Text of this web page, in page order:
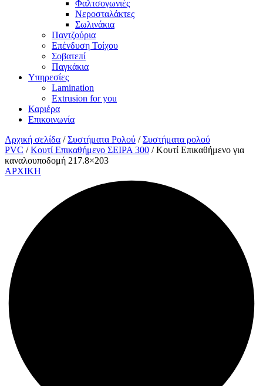
Φαλτσογωνιές
Νεροσταλάκτες
Σωλινάκια
Παντζούρια
Επένδυση Τοίχου
Σοβατεπί
Παγκάκια
Υπηρεσίες
Lamination
Extrusion for you
Καριέρα
Επικοινωνία
Αρχική σελίδα /Συστήματα Ρολού /Συστήματα ρολού
PVC /Κουτί Επικαθήμενο ΣΕΙΡΑ 300 / Κουτί Επικαθήμενο για
καναλουποδομή 217.8×203
ΑΡΧΙΚΗ